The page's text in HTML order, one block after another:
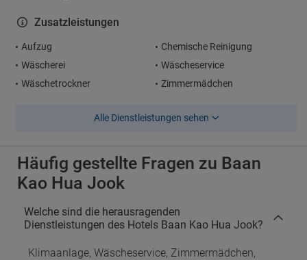
Zusatzleistungen
Aufzug
Chemische Reinigung
Wäscherei
Wäscheservice
Wäschetrockner
Zimmermädchen
Alle Dienstleistungen sehen
Häufig gestellte Fragen zu Baan
Kao Hua Jook
Welche sind die herausragenden
Dienstleistungen des Hotels Baan Kao Hua Jook?
Klimaanlage, Wäscheservice, Zimmermädchen,